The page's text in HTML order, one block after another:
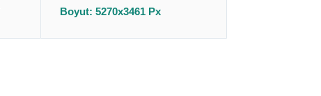
Boyut: 5270x3461 Px